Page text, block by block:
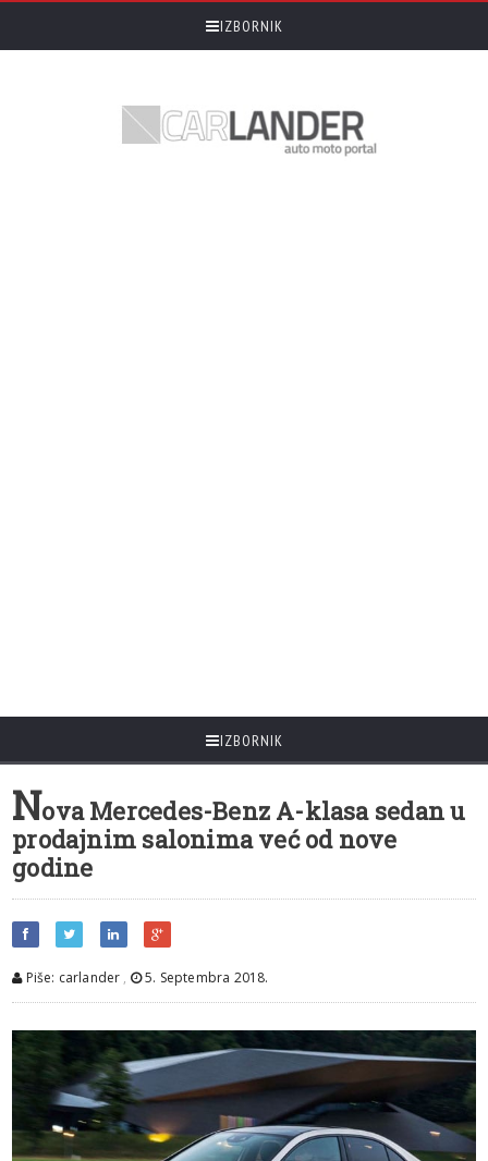
IZBORNIK
IZBORNIK
Nova Mercedes-Benz A-klasa sedan u
prodajnim salonima već od nove
godine
Piše: carlander , 5. Septembra 2018.